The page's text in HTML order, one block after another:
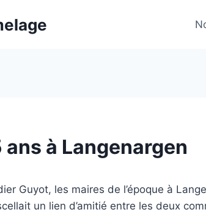
à Langenargen
Guyot, les maires de l’époque à
un lien d’amitié entre les deux